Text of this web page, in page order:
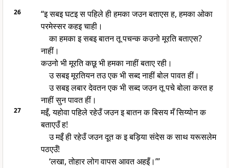
26
“इ सबइ घटइ स पहिले ही हमका जउन बताएस ह, हमका ओका
परमेस्सर कहइ चाही।
का हमका इ सबइ बातन तू पचन्क कउनो मूरति बताएस?
नाहीं।
कउनो भी मूरति कछू भी हमका नाहीं बताए रही।
उ सबइ मूरतियन तउ एक भी सब्द नाहीं बोल पावत हीं।
उ सबइ लबार देवतन एक भी सब्द जउन तू पचे बोला करत ह
नाहीं सुन पावत हीं।
27
मइँ, यहोवा पहिले रहेउँ जउन इ बातन क बिसय मँ सिय्योन क
बताएउँ ह!
उ मइँ ही रहेउँ जउन दूत क इ बड़िया संदेस क साथ यरूसलेम
पठएउँ!
‘लखा, तोहार लोग वापस आवत अहइँ।’”